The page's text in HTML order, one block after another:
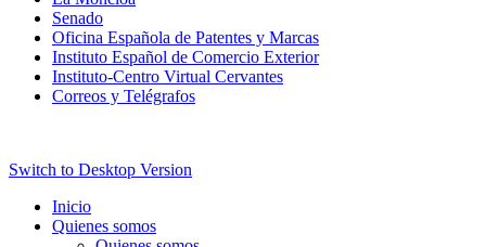
Senado
Oficina Española de Patentes y Marcas
Instituto Español de Comercio Exterior
Instituto-Centro Virtual Cervantes
Correos y Telégrafos
Switch to Desktop Version
Inicio
Quienes somos